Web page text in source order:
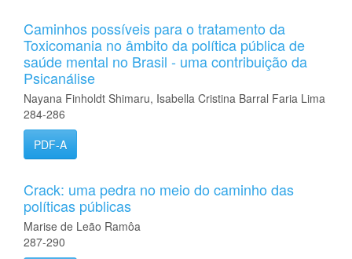
Caminhos possíveis para o tratamento da
Toxicomania no âmbito da política pública de
saúde mental no Brasil - uma contribuição da
Psicanálise
Nayana Finholdt Shimaru, Isabella Cristina Barral Faria Lima
284-286
PDF-A
Crack: uma pedra no meio do caminho das
políticas públicas
Marise de Leão Ramôa
287-290